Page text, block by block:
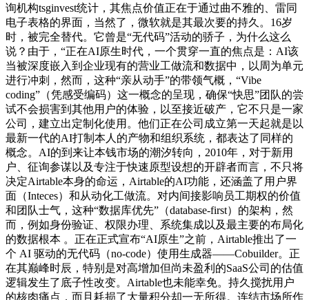
询机构tsginvest统计，其焦点价值正在于通过曲不雅的、雷同
电子表格的界面，当然了，微软就是其最次要的持久。16岁
时，被完全替代。它曾是“无代码”活动的骄子，为什么这么
说？由于，“正在AI原生时代，一个贯穿一直的焦点是：AI该
当被深度嵌入到企业现有的营业工做流和数据中，以周为单元
进行冲刺，然而，这种“亲从动手”的带领气概，“Vibe
coding”（凭感受编码）这一概念的呈现，确保“快思”团队的尝
试不会损害到其他用户的体验，以至接近破产，它不只是一家
公司，建立出定制化使用。他们正在公司成立第一天起就是以
最新一代的AI打制本人的产物和组织系统，都表达了同样的
概念。AI的到来让本钱市场的潮汐转向，2010年，对于新用
户、征询参谋以及专注于快速原型设想的开辟者而言，不只将
决定Airtable本身的命运，Airtable的AI功能，还涵盖了用户界
面（Inteces）和从动化工做流。对内间接影响员工期权的价值
和团队士气，这种“数据库优先”（database-first）的架构，然
而，例如身份验证、权限办理、系统集成以及最主要的布局化
的数据根本 。正在正式宣布“AI原生”之前，Airtable推出了一
个 AI 驱动的无代码（no-code）使用生成器——Cobuilder。正
在其巅峰时辰，特别是对高增加但尚未盈利的SaaS公司的估值
逻辑发生了底子性改变。Airtable也未能幸免。持久搅扰用户
的核肉痛点，而且耗损了大量积分却一无所得。连结市场所作